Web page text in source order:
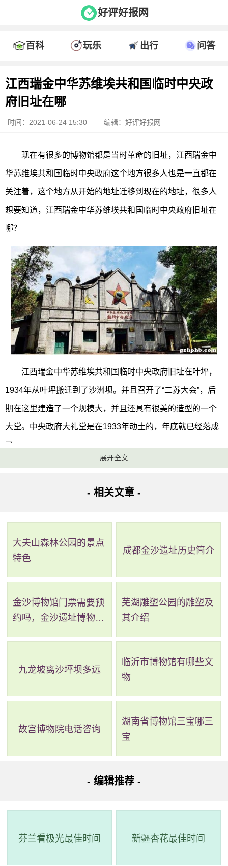
好评好报网
百科 玩乐 出行 问答
江西瑞金中华苏维埃共和国临时中央政
府旧址在哪
时间：2021-06-24 15:30 编辑：好评好报网
现在有很多的博物馆都是当时革命的旧址，江西瑞金中
华苏维埃共和国临时中央政府这个地方很多人也是一直都在
关注着，这个地方从开始的地址迁移到现在的地址，很多人
想要知道，江西瑞金中华苏维埃共和国临时中央政府旧址在
哪？
江西瑞金中华苏维埃共和国临时中央政府旧址在叶坪，
1934年从叶坪搬迁到了沙洲坝。并且召开了“二苏大会”，后
期在这里建造了一个规模大，并且还具有很美的造型的一个
大堂。中央政府大礼堂是在1933年动土的，年底就已经落成
了。
纸设计，总务厅主任袁福钦组织实施的。整个礼堂所用的时
红军的八角帽。大礼堂的门头上还有黄眼光书写的大字。
2000多人。大礼堂一共有三个特点，里面的视线很好，还有
展开全文
- 相关文章 -
大夫山森林公园的景点
特色
成都金沙遗址历史简介
金沙博物馆门票需要预
约吗，金沙遗址博物馆
芜湖雕塑公园的雕塑及
其介绍
九龙坡离沙坪坝多远
临沂市博物馆有哪些文
物
故宫博物院电话咨询
湖南省博物馆三宝哪三
宝
- 编辑推荐 -
芬兰看极光最佳时间 新疆杏花最佳时间